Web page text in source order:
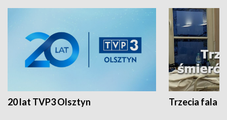
20 lat TVP3 Olsztyn Trzecia fala -